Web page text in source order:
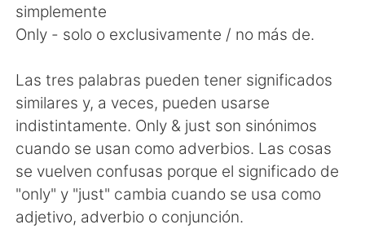
简体中文
Français Deutsch
日本語 한국어
Русский ไทย
Indonesia Italiano
simplemente
Only - solo o exclusivamente / no más de.
Las tres palabras pueden tener significados
similares y, a veces, pueden usarse
indistintamente. Only & just son sinónimos
cuando se usan como adverbios. Las cosas
se vuelven confusas porque el significado de
"only" y "just" cambia cuando se usa como
adjetivo, adverbio o conjunción.